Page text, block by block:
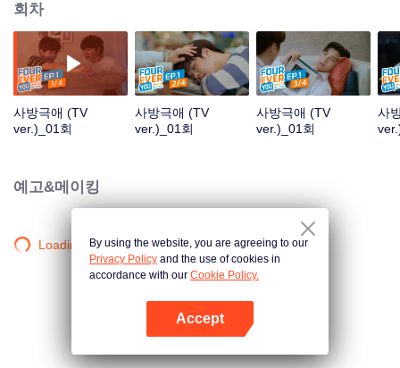
도 엮이게 되는데… 그렇게 두 룸메이트는 각자 새로운 감정에 빠지고, 우정과
웃음이 동반하는 대학에서의 사랑 이야기를 시작하며, 그들의 기억 속에 매우
중요한 한 페이지를 남긴다.
회차
사방극애 (TV
ver.)_01회
사방극애 (TV
ver.)_01회
사방극애 (TV
ver.)_01회
사
예고&메이킹
Loading…By using the website, you are agreeing to our
Privacy Policy and the use of cookies in
accordance with our Cookie Policy.
Accept